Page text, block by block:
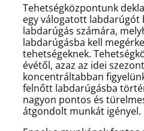
Tehetségközpontunk
egy válogatott labdarúgót
labdarúgás számára,
labdarúgásba kell
tehetségeknek.
évétől, azaz az idei
koncentráltabban
felnőtt labdarúgásba
nagyon pontos és
átgondolt munkát igényel.